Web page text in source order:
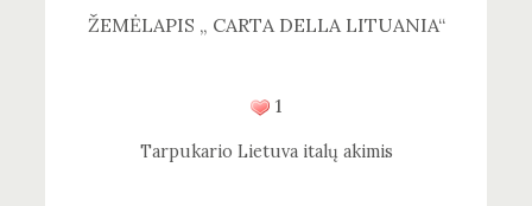
ŽEMĖLAPIS „ CARTA DELLA LITUANIA“
1
Tarpukario Lietuva italų akimis